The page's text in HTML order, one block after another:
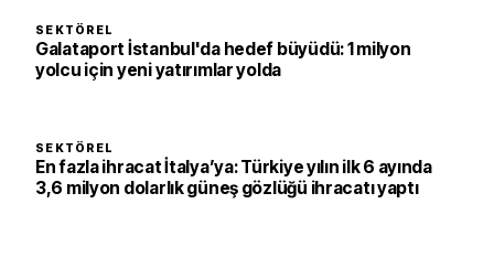
SEKTÖREL
Galataport İstanbul'da hedef büyüdü: 1 milyon
yolcu için yeni yatırımlar yolda
SEKTÖREL
En fazla ihracat İtalya’ya: Türkiye yılın ilk 6 ayında
3,6 milyon dolarlık güneş gözlüğü ihracatı yaptı